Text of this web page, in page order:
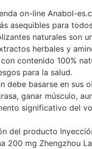
on-line Anabol-
asequibles para
naturales son
herbales y
contenido 100%
para la salud.
debe basarse en sus
ganar músculo,
significativo del
del producto
200 mg Zhengzhou